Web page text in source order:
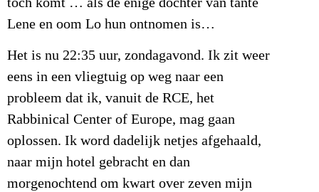
Lene en oom Lo hun ontnomen is…
Het is nu 22:35 uur, zondagavond. Ik zit weer
eens in een vliegtuig op weg naar een
probleem dat ik, vanuit de RCE, het
Rabbinical Center of Europe, mag gaan
oplossen. Ik word dadelijk netjes afgehaald,
naar mijn hotel gebracht en dan
morgenochtend om kwart over zeven mijn